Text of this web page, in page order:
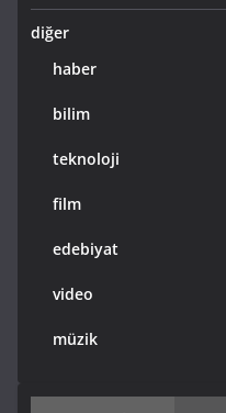
diğer
haber
bilim
teknoloji
film
edebiyat
video
müzik